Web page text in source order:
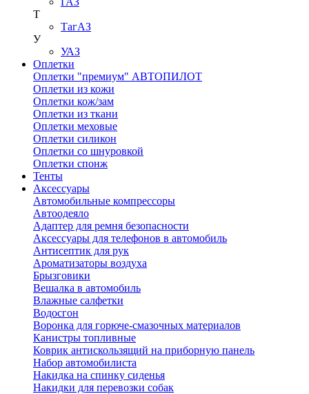
Т
ТагАЗ
У
УАЗ
Оплетки
Оплетки "премиум" АВТОПИЛОТ
Оплетки из кожи
Оплетки кож/зам
Оплетки из ткани
Оплетки меховые
Оплетки силикон
Оплетки со шнуровкой
Оплетки спонж
Тенты
Аксессуары
Автомобильные компрессоры
Автоодеяло
Адаптер для ремня безопасности
Аксессуары для телефонов в автомобиль
Антисептик для рук
Ароматизаторы воздуха
Брызговики
Вешалка в автомобиль
Влажные салфетки
Водосгон
Воронка для горюче-смазочных материалов
Канистры топливные
Коврик антискользящий на приборную панель
Набор автомобилиста
Накидка на спинку сиденья
Накидки для перевозки собак